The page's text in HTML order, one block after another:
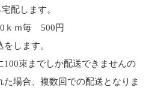
配します。
ｋｍ毎 500円
します。
束までしか配送できませんの
場合、複数回での配送となりま